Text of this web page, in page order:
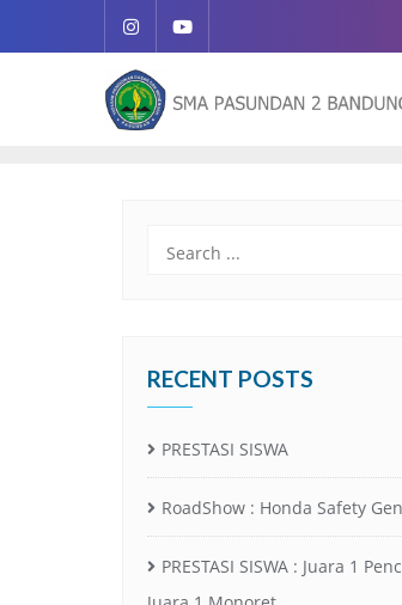
RECENT POSTS
PRESTASI SISWA
RoadShow : Honda Safety
PRESTASI SISWA : Juara 1